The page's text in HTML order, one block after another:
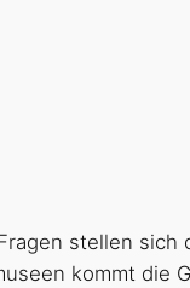
stellen
kommt die